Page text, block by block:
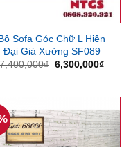
Sofa Góc Chữ L Hiện
Đại Giá Xưởng SF089
7,400,000₫ Giá
6,300,000₫Giá